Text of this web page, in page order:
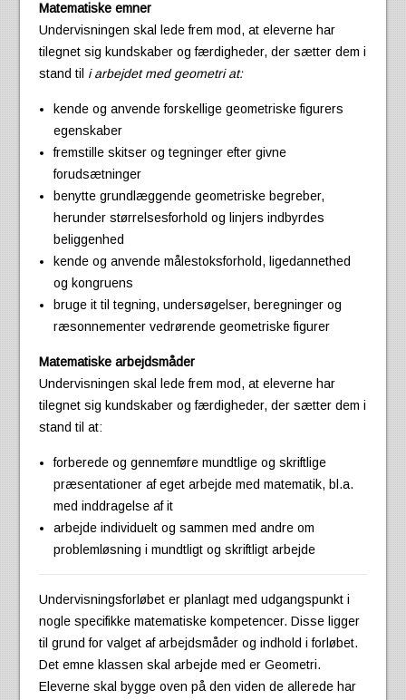
Matematiske emner
Undervisningen skal lede frem mod, at eleverne har
tilegnet sig kundskaber og færdigheder, der sætter dem i
stand til i arbejdet med geometri at:
kende og anvende forskellige geometriske figurers
egenskaber
fremstille skitser og tegninger efter givne
forudsætninger
benytte grundlæggende geometriske begreber,
herunder størrelsesforhold og linjers indbyrdes
beliggenhed
kende og anvende målestoksforhold, ligedannethed
og kongruens
bruge it til tegning, undersøgelser, beregninger og
ræsonnementer vedrørende geometriske figurer
Matematiske arbejdsmåder
Undervisningen skal lede frem mod, at eleverne har
tilegnet sig kundskaber og færdigheder, der sætter dem i
stand til at:
forberede og gennemføre mundtlige og skriftlige
præsentationer af eget arbejde med matematik, bl.a.
med inddragelse af it
arbejde individuelt og sammen med andre om
problemløsning i mundtligt og skriftligt arbejde
Undervisningsforløbet er planlagt med udgangspunkt i
nogle specifikke matematiske kompetencer. Disse ligger
til grund for valget af arbejdsmåder og indhold i forløbet.
Det emne klassen skal arbejde med er Geometri.
Eleverne skal bygge oven på den viden de allerede har